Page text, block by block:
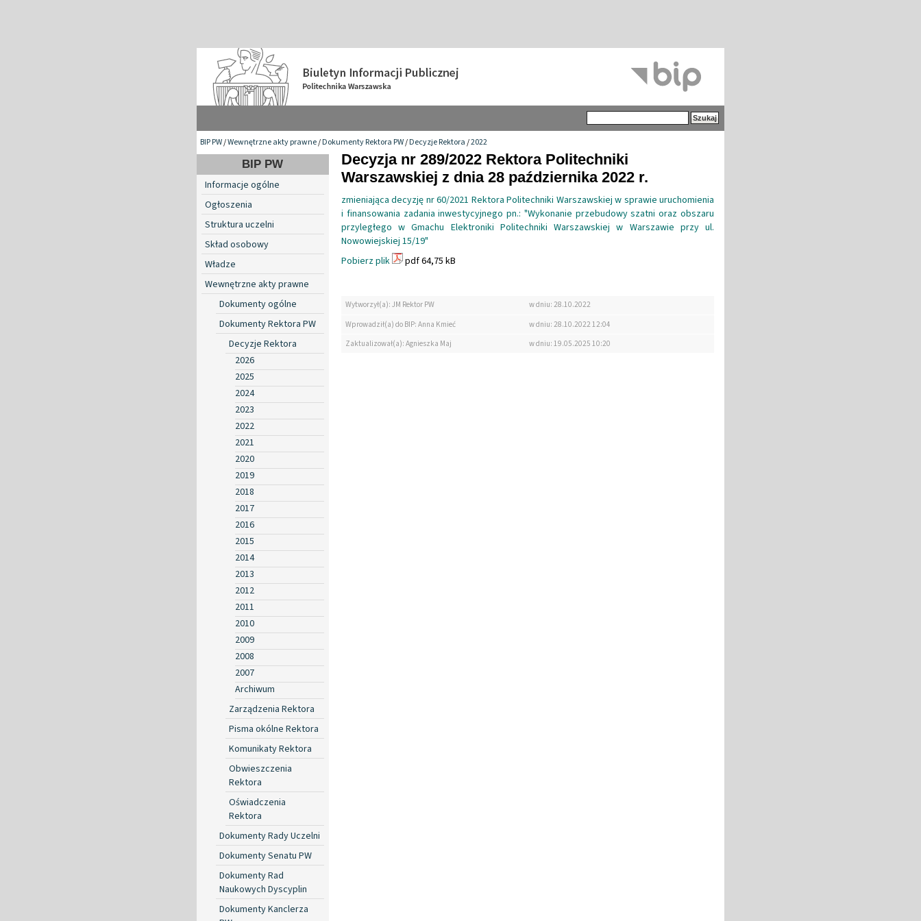
BIP PW/Wewnętrzne akty prawne/Dokumenty Rektora PW/Decyzje Rektora/2022
BIP PW
Informacje ogólne
Ogłoszenia
Struktura uczelni
Skład osobowy
Władze
Wewnętrzne akty prawne
Dokumenty ogólne
Dokumenty Rektora PW
Decyzje Rektora
2026
2025
2024
2023
2022
2021
2020
2019
2018
2017
2016
2015
2014
2013
2012
2011
2010
2009
2008
2007
Archiwum
Zarządzenia Rektora
Pisma okólne Rektora
Komunikaty Rektora
Obwieszczenia
Rektora
Oświadczenia
Rektora
Dokumenty Rady Uczelni
Dokumenty Senatu PW
Dokumenty Rad
Naukowych Dyscyplin
Dokumenty Kanclerza
Decyzja nr 289/2022 Rektora Politechniki
Warszawskiej z dnia 28 października 2022 r.
zmieniająca decyzję nr 60/2021 Rektora Politechniki Warszawskiej w sprawie uruchomienia
i finansowania zadania inwestycyjnego pn.: "Wykonanie przebudowy szatni oraz obszaru
przyległego w Gmachu Elektroniki Politechniki Warszawskiej w Warszawie przy ul.
Nowowiejskiej 15/19"
Pobierz plik
pdf 64,75 kB
Wytworzył(a): JM Rektor PW
w dniu: 28.10.2022
Wprowadził(a) do BIP: Anna Kmieć
w dniu: 28.10.2022 12:04
Zaktualizował(a): Agnieszka Maj
w dniu: 19.05.2025 10:20